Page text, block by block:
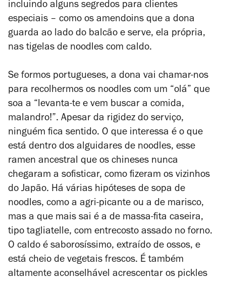
incluindo alguns segredos para clientes
especiais – como os amendoins que a dona
guarda ao lado do balcão e serve, ela própria,
nas tigelas de noodles com caldo.
Se formos portugueses, a dona vai chamar-nos
para recolhermos os noodles com um “olá” que
soa a “levanta-te e vem buscar a comida,
malandro!”. Apesar da rigidez do serviço,
ninguém fica sentido. O que interessa é o que
está dentro dos alguidares de noodles, esse
ramen ancestral que os chineses nunca
chegaram a sofisticar, como fizeram os vizinhos
do Japão. Há várias hipóteses de sopa de
noodles, como a agri-picante ou a de marisco,
mas a que mais sai é a de massa-fita caseira,
tipo tagliatelle, com entrecosto assado no forno.
O caldo é saborosíssimo, extraído de ossos, e
está cheio de vegetais frescos. É também
altamente aconselhável acrescentar os pickles